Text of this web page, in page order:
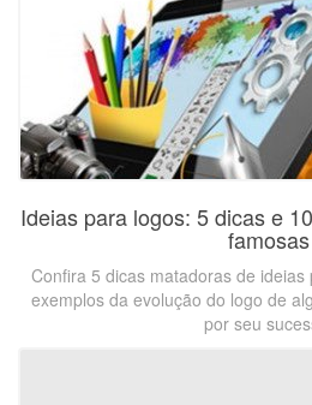
Ideias para logos: 5 dicas e
famosas
Confira 5 dicas matadoras de
exemplos da evolução do logo de
por seu